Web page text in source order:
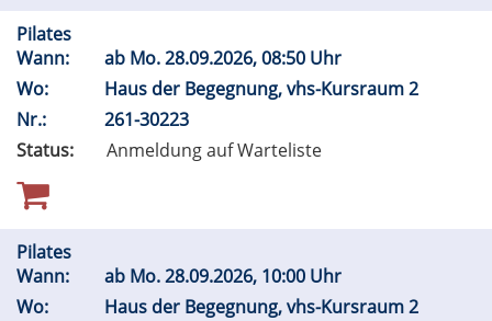
Pilates
Wann:
ab Mo.28.09.2026, 08:50 Uhr
Wo:
Haus der Begegnung, vhs-Kursraum 2
Nr.:
261-30223
Status:
Anmeldung auf Warteliste
Pilates
Wann:
ab Mo.28.09.2026, 10:00 Uhr
Wo:
Haus der Begegnung, vhs-Kursraum 2